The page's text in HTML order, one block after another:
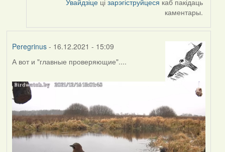
Увайдзіце цізарэгіструйцеся каб пакідаць
каментары.
Peregrinus- 16.12.2021 - 15:09
А вот и "главные проверяющие"....